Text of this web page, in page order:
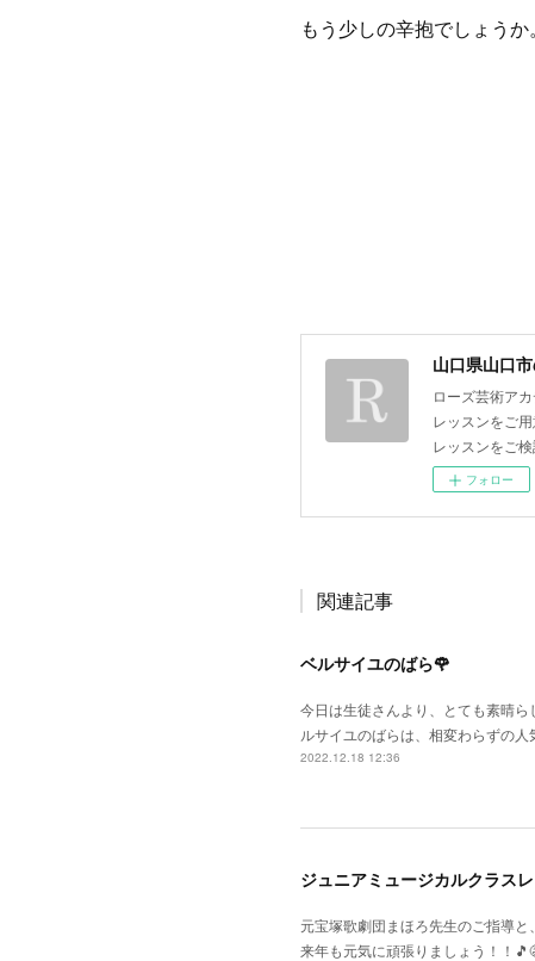
もう少しの辛抱でしょうか。
山口県山口
ローズ芸術ア
レッスンをご
レッスンをご
フォロー
関連記事
ベルサイユのばら🌹
今日は生徒さんより、とても素晴
ルサイユのばらは、相変わらずの
2022.12.18 12:36
ジュニアミュージカルクラス
元宝塚歌劇団まほろ先生のご指導
来年も元気に頑張りましょう！！